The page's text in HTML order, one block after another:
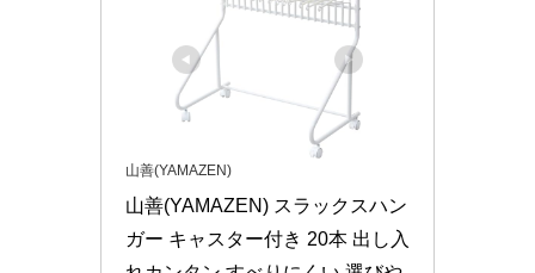
山善(YAMAZEN)
山善(YAMAZEN) スラックスハン
ガー キャスター付き 20本 出し入